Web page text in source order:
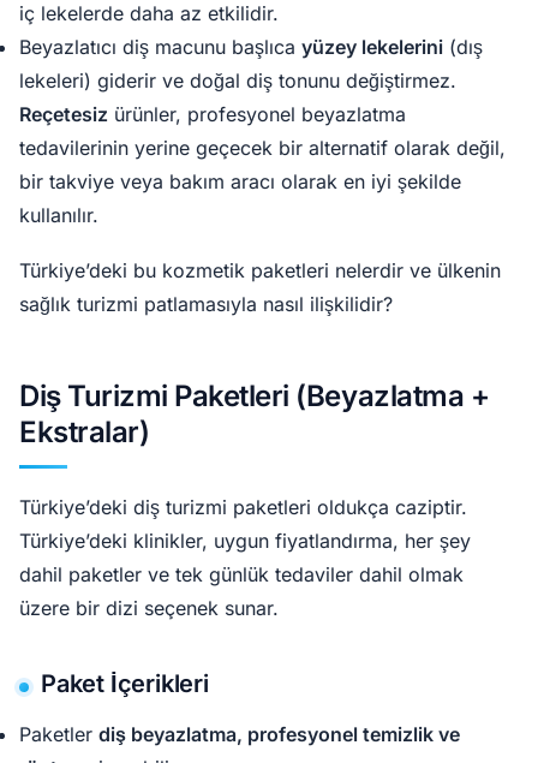
iç lekelerde daha az etkilidir.
Beyazlatıcı diş macunu başlıca yüzey lekelerini (dış
lekeleri) giderir ve doğal diş tonunu değiştirmez.
Reçetesiz ürünler, profesyonel beyazlatma
tedavilerinin yerine geçecek bir alternatif olarak değil,
bir takviye veya bakım aracı olarak en iyi şekilde
kullanılır.
Türkiye’deki bu kozmetik paketleri nelerdir ve ülkenin
sağlık turizmi patlamasıyla nasıl ilişkilidir?
Diş Turizmi Paketleri (Beyazlatma +
Ekstralar)
Türkiye’deki diş turizmi paketleri oldukça caziptir.
Türkiye’deki klinikler, uygun fiyatlandırma, her şey
dahil paketler ve tek günlük tedaviler dahil olmak
üzere bir dizi seçenek sunar.
Paket İçerikleri
Paketler diş beyazlatma, profesyonel temizlik ve